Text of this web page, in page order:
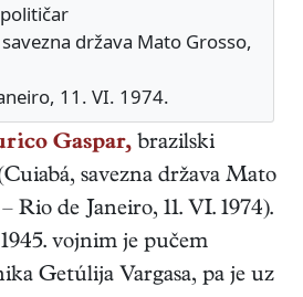
država Mato Grosso,
11. VI. 1974.
Gaspar, brazilski
Cuiabá, savezna država Mato
– Rio de Janeiro, 11. VI. 1974).
vojnim je pučem
Getúlija Vargasa, pa je uz